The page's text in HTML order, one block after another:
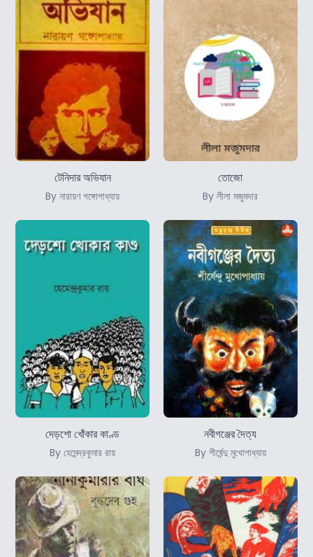
টেনিদার অভিযান
By নারায়ণ গঙ্গোপাধ্যায়
তোজো
By লীলা মজুমদার
দেড়শো খোঁকার কাণ্ড
By হেমেন্দ্রকুমার রায়
নবীগঞ্জের দৈত্য
By শীর্ষেন্দু মুখোপাধ্যায়